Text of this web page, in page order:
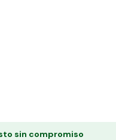
sin compromiso